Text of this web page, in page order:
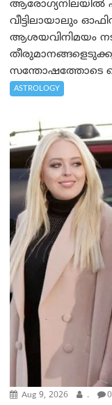
ആരോഗ്യനിലയിൽ
വീട്ടിലായാലും
ആശയവിനിമയം
സന്തോഷത്തോടെ
ASTROLOGY
Aug 9, 2026 . 0